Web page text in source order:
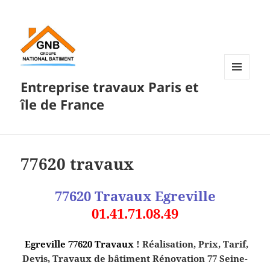
Entreprise travaux Paris et
île de France
77620 travaux
77620 Travaux Egreville
01.41.71.08.49
Egreville 77620Travaux ! Réalisation, Prix, Tarif,
Devis, Travaux de bâtiment Rénovation 77 Seine-